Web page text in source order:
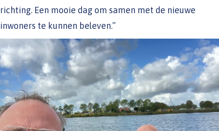
richting. Een mooie dag om samen met de nieuwe
inwoners te kunnen beleven.”